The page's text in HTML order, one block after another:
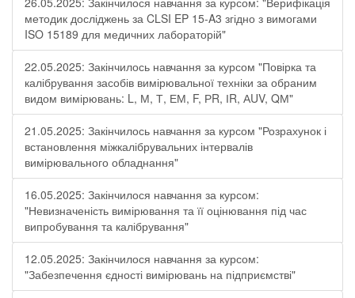
методик досліджень за CLSI EP 15-A3 згідно з вимогами
ISO 15189 для медичних лабораторій"
22.05.2025: Закінчилось навчання за курсом "Повірка та
калібрування засобів вимірювальної техніки за обраним
видом вимірювань: L, М, Т, ЕМ, F, РR, ІR, АUV, QМ"
21.05.2025: Закінчилось навчання за курсом "Розрахунок і
встановлення міжкалібрувальних інтервалів
вимірювального обладнання"
16.05.2025: Закінчилося навчання за курсом:
"Невизначеність вимірювання та її оцінювання під час
випробування та калібрування"
12.05.2025: Закінчилося навчання за курсом:
"Забезпечення єдності вимірювань на підприємстві"